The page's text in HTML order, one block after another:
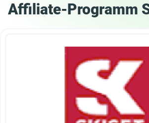
Affiliate-Programm